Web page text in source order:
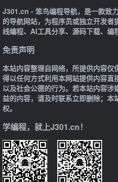
J301.cn - 笨鸟编程导航，是一款致
的导航网站，为程序员或独立开发
线编程、AI工具分享、源码下载、编
免责声明
本站内容整理自网络，所提供内容
得以任何方式利用本网站提供内容直
以及社会公德的行为。若本站内容
益的内容，请及时联系立即删除；
权。
学编程，就上J301.cn！